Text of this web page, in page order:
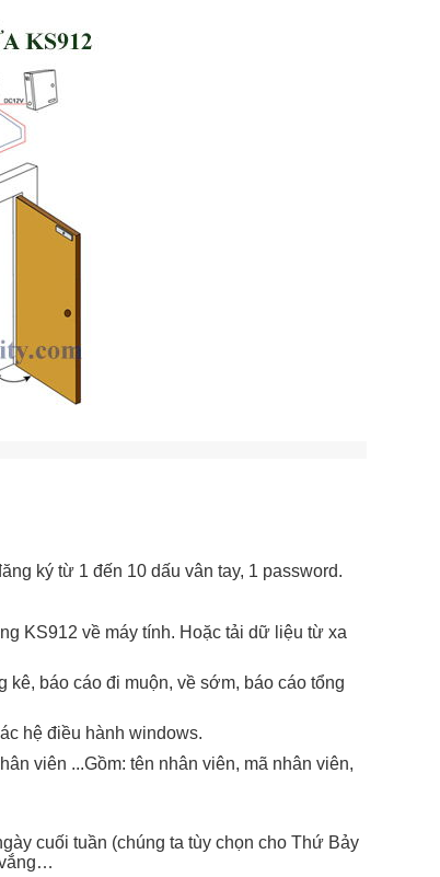
ký từ 1 đến 10 dấu vân tay, 1 password.
KS912 về máy tính. Hoặc tải dữ liệu từ xa
báo cáo đi muộn, về sớm, báo cáo tổng
hệ điều hành windows.
viên ...Gồm: tên nhân viên, mã nhân viên,
cuối tuần (chúng ta tùy chọn cho Thứ Bảy